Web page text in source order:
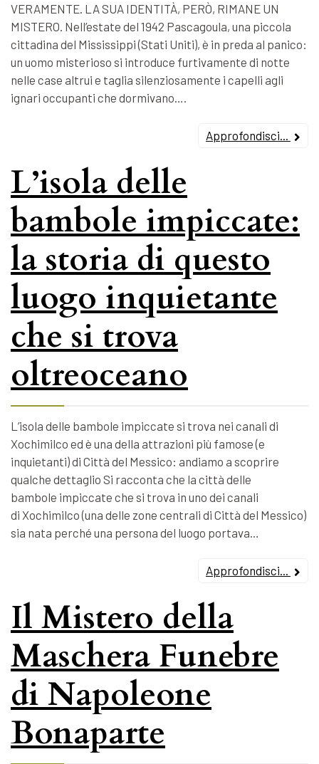
VERAMENTE. LA SUA IDENTITÀ, PERÒ, RIMANE UN
MISTERO. Nell’estate del 1942 Pascagoula, una piccola
cittadina del Mississippi (Stati Uniti), è in preda al panico:
un uomo misterioso si introduce furtivamente di notte
nelle case altrui e taglia silenziosamente i capelli agli
ignari occupanti che dormivano….
Approfondisci...
L’isola delle
bambole impiccate:
la storia di questo
luogo inquietante
che si trova
oltreoceano
L’isola delle bambole impiccate si trova nei canali di
Xochimilco ed è una della attrazioni più famose (e
inquietanti) di Città del Messico: andiamo a scoprire
qualche dettaglio Si racconta che la città delle
bambole impiccate che si trova in uno dei canali
di Xochimilco (una delle zone centrali di Città del Messico)
sia nata perché una persona del luogo portava…
Approfondisci...
Il Mistero della
Maschera Funebre
di Napoleone
Bonaparte